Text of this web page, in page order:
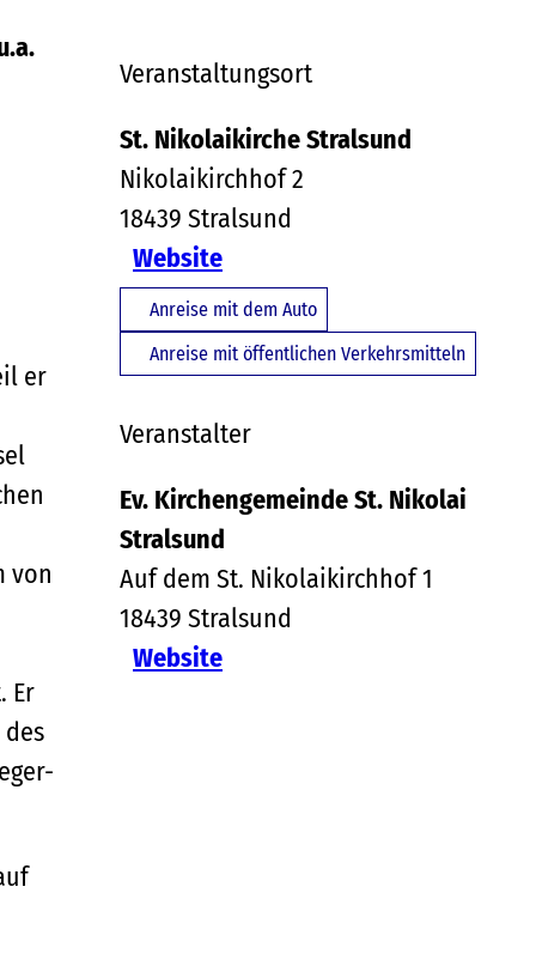
er
von
Er
Veranstaltungsort
St. Nikolaikirche Stralsund
Nikolaikirchhof 2
18439 Stralsund
Website
Anreise mit dem Auto
Anreise mit öffentlichen Verkehrsmitteln
Veranstalter
Ev. Kirchengemeinde St. Nikolai
Stralsund
Auf dem St. Nikolaikirchhof 1
18439 Stralsund
Website